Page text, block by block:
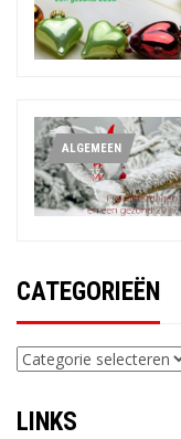
ALGEMEEN
CATEGORIEËN
Categorieën
LINKS